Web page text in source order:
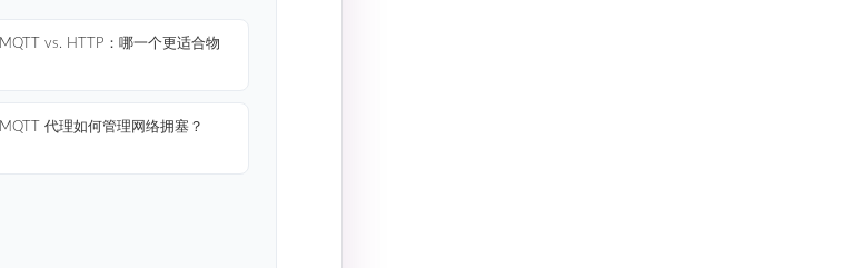
MQTT vs. HTTP：哪一个更适合物
MQTT 代理如何管理网络拥塞？